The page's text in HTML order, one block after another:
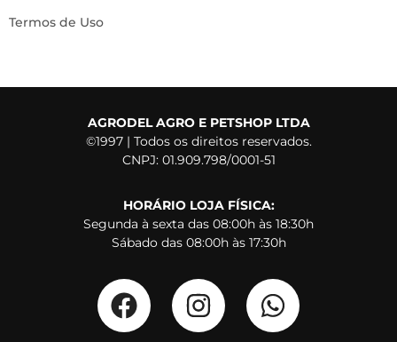
Termos de Uso
AGRODEL AGRO E PETSHOP LTDA
©1997 | Todos os direitos reservados.
CNPJ: 01.909.798/0001-51
HORÁRIO LOJA FÍSICA:
Segunda à sexta das 08:00h às 18:30h
Sábado das 08:00h às 17:30h